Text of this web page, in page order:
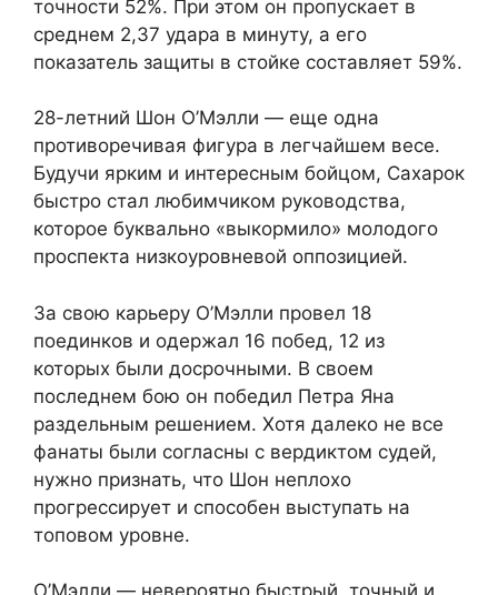
точности 52%. При этом он пропускает в
среднем 2,37 удара в минуту, а его
показатель защиты в стойке составляет 59%.
28-летний Шон О’Мэлли — еще одна
противоречивая фигура в легчайшем весе.
Будучи ярким и интересным бойцом, Сахарок
быстро стал любимчиком руководства,
которое буквально «выкормило» молодого
проспекта низкоуровневой оппозицией.
За свою карьеру О’Мэлли провел 18
поединков и одержал 16 побед, 12 из
которых были досрочными. В своем
последнем бою он победил Петра Яна
раздельным решением. Хотя далеко не все
фанаты были согласны с вердиктом судей,
нужно признать, что Шон неплохо
прогрессирует и способен выступать на
топовом уровне.